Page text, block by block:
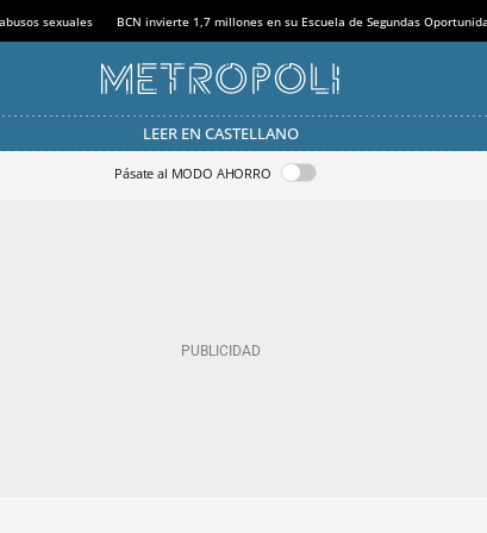
sexuales BCN invierte 1,7 millones en su Escuela de Segundas
LEER EN CASTELLANO
Pásate al MODO AHORRO